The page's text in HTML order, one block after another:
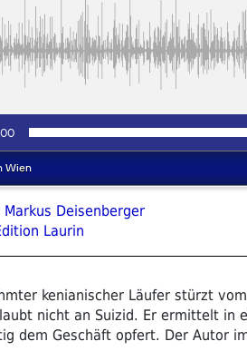
Markus Deisenberger
Laurin
kenianischer Läufer stürzt
nicht an Suizid. Er ermittelt in
dem Geschäft opfert. Der Autor